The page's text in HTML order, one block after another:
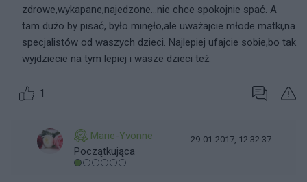
zdrowe,wykapane,najedzone...nie chce spokojnie spać. A
tam dużo by pisać, było minęło,ale uważajcie młode matki,na
specjalistów od waszych dzieci. Najlepiej ufajcie sobie,bo tak
wyjdziecie na tym lepiej i wasze dzieci też.
1
Marie-Yvonne
Początkująca
29-01-2017, 12:32:37